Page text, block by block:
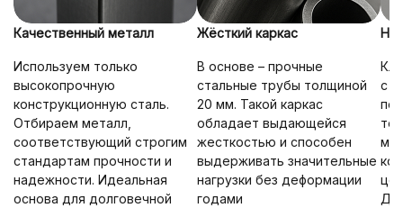
Качественный металл
Используем только
высокопрочную
конструкционную сталь.
Отбираем металл,
соответствующий строгим
стандартам прочности и
надежности. Идеальная
основа для долговечной
Жёсткий каркас
В основе – прочные
стальные трубы толщиной
20 мм. Такой каркас
обладает выдающейся
жесткостью и способен
выдерживать значительные
нагрузки без деформации
годами
с